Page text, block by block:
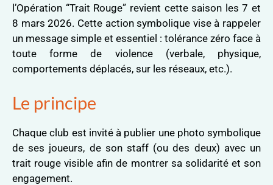
l’Opération “Trait Rouge” revient cette saison les 7 et
8 mars 2026. Cette action symbolique vise à rappeler
un message simple et essentiel : tolérance zéro face à
toute forme de violence (verbale, physique,
comportements déplacés, sur les réseaux, etc.).
Le principe
Chaque club est invité à publier une photo symbolique
de ses joueurs, de son staff (ou des deux) avec un
trait rouge visible afin de montrer sa solidarité et son
engagement.